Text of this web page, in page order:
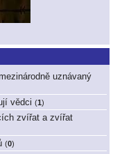
uznávaný
vědci (1 )
zvířat a zvířat
(0)